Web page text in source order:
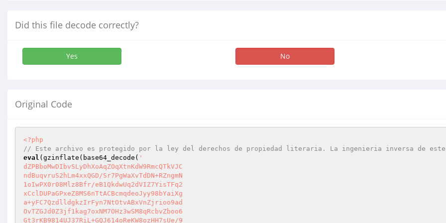
Did this file decode correctly?
Yes No
Original Code
<?php
// Este archivo es protegido por la ley del derechos de propiedad literaria. La ingenieria inversa de este
eval (gzinflate(base64_decode( '
dZPBboMwDIbvSLyDhXoAqZOqXtnKdW9RmcQTkVJC
ndBuqvruS2hLm4xxQGD/Sr7PgWaXvTdDN+RZngmN
1oIwPX0r08Mlz8Bfr/eB1QkdwUq2dVIZ7YisTFq2
xCclDUPaGPxeZ8MS6nTtACBcmqdeoJyy98bYaiXg
a+yFC7QzdlldgkzIrFyn7NtOtvABxVnZjrioo9ad
OvTZGJd0Z3jf1kag7oxNM7OHz3wSM8qRcbvZboo6
Gt3rKB9814UJ37RiL+GQJ614oReKW8ozHH7sUe/9